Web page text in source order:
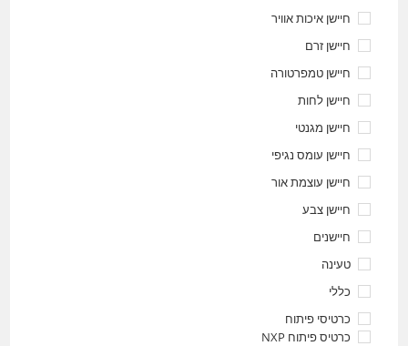
חיישן איכות אוויר
חיישן זרם
חיישן טמפרטורה
חיישן לחות
חיישן מגנטי
חיישן עומס נגיפי
חיישן עוצמת אור
חיישן צבע
חיישנים
טעינה
כללי
כרטיסי פיתוח
כרטיס פיתוח NXP